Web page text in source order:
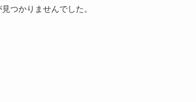
つかりませんでした。